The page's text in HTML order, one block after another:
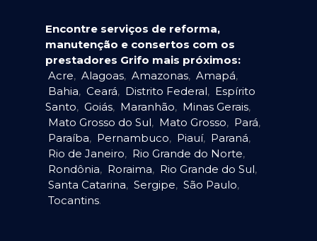
Encontre serviços de reforma,
manutenção e consertos com os
prestadores Grifo mais próximos:
Acre, Alagoas, Amazonas, Amapá,
Bahia, Ceará, Distrito Federal, Espírito
Santo, Goiás, Maranhão, Minas Gerais,
Mato Grosso do Sul, Mato Grosso, Pará,
Paraíba, Pernambuco, Piauí, Paraná,
Rio de Janeiro, Rio Grande do Norte,
Rondônia, Roraima, Rio Grande do Sul,
Santa Catarina, Sergipe, São Paulo,
Tocantins.